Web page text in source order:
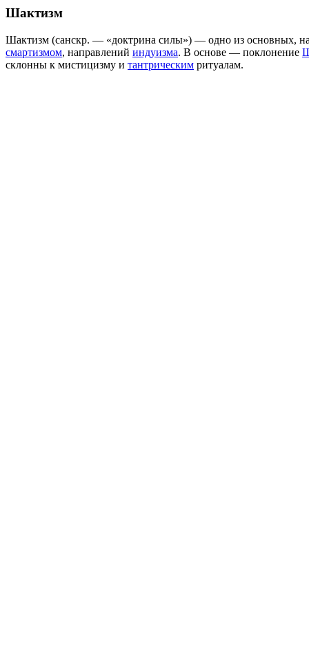
Шактизм
Шактизм (санскр. — «доктрина силы») — одно из основных,
смартизмом, направлений индуизма. В основе — поклонение
склонны к мистицизму и тантрическим ритуалам.